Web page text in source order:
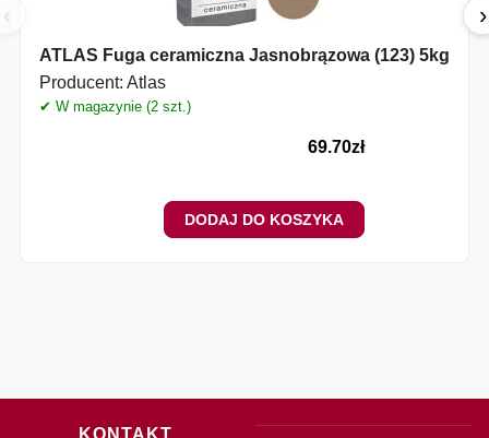
‹
ATLAS Fuga ceramiczna Jasnobrązowa (123) 5kg
Producent: Atlas
✔ W magazynie (2 szt.)
69.70zł
DODAJ DO KOSZYKA
›
KONTAKT